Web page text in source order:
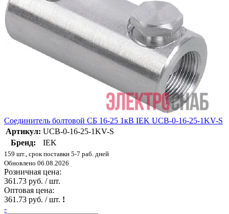
Соединитель болтовой СБ 16-25 1кВ IEK UCB-0-16-25-1KV-S
Артикул: UCB-0-16-25-1KV-S
Бренд:
IEK
159 шт., срок поставки 5-7 раб. дней
Обновлено 06.08.2026
Розничная цена:
361.73 руб. / шт.
Оптовая цена:
361.73 руб. / шт. !
-